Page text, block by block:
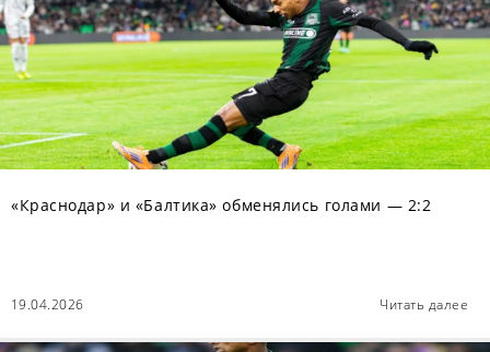
«Краснодар» и «Балтика» обменялись голами — 2:2
19.04.2026 Читать далее